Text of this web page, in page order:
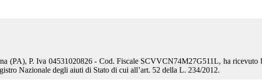
(PA), P. Iva 04531020826 - Cod. Fiscale SCVVCN74M27G511L, ha
Nazionale degli aiuti di Stato di cui all’art. 52 della L. 234/2012.